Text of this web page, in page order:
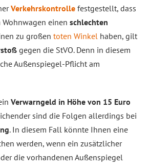
Verkehrskontrolle festgestellt, dass
einen schlechten
zu großen toten Winkel haben, gilt
gegen die StVO. Denn in diesem
Außenspiegel-Pflicht am
Verwarngeld in Höhe von 15 Euro
sind die Folgen allerdings bei
. In diesem Fall könnte Ihnen eine
werden, wenn ein zusätzlicher
die vorhandenen Außenspiegel